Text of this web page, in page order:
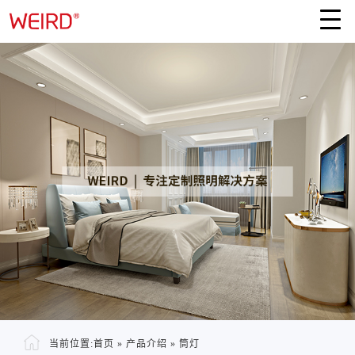
当前位置:首页 » 产品介绍 » 筒灯